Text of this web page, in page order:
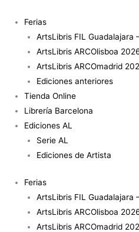
contenido
Ferias
ArtsLibris FIL Guadalajara
ArtsLibris ARCOlisboa
ArtsLibris ARCOmadrid
Ediciones anteriores
Tienda Online
Librería Barcelona
Ediciones AL
Serie AL
Ediciones de Artista
Ferias
ArtsLibris FIL Guadalajara
ArtsLibris ARCOlisboa
ArtsLibris ARCOmadrid
Marisma
Andalucía
cantidad